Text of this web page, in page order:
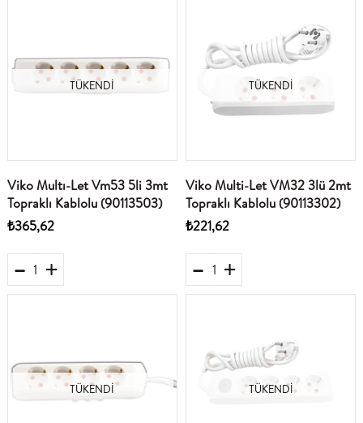
TÜKENDI
Viko Multı-Let Vm53 5li 3mt
Topraklı Kablolu (90113503)
₺365,62
TÜKENDI
Viko Multi-Let VM32 3lü 2mt
Topraklı Kablolu (90113302)
₺221,62
TÜKENDI TÜKENDI